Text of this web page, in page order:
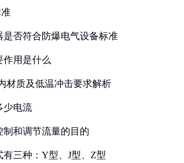
是否符合防爆电气设备标准
作用是什么
材质及低温冲击要求解析
少电流
和调节流量的目的
三种：Y型、J型、Z型